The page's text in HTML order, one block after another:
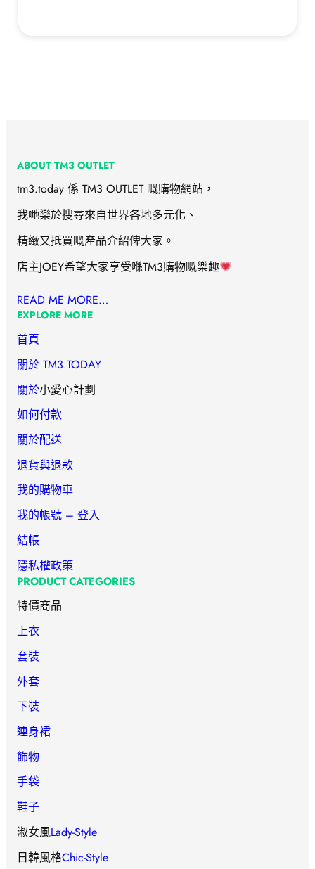
ABOUT TM3 OUTLET
tm3.today 係 TM3 OUTLET 嘅購物網站，
我哋樂於搜尋來自世界各地多元化、
精緻又抵買嘅產品介紹俾大家。
店主JOEY希望大家享受喺TM3購物嘅樂趣
READ ME MORE…
EXPLORE MORE
首頁
關於 TM3.TODAY
關於小愛心計劃
如何付款
關於配送
退貨與退款
我的購物車
我的帳號 – 登入
結帳
隱私權政策
PRODUCT CATEGORIES
特價商品
上衣
套裝
外套
下裝
連身裙
飾物
手袋
鞋子
淑女風Lady-Style
日韓風格Chic-Style